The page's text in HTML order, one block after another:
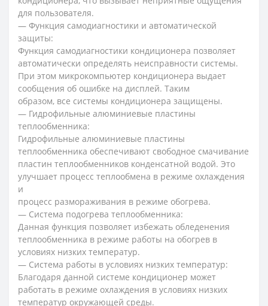
для пользователя.
— Функция самодиагностики и автоматической
защиты:
Функция самодиагностики кондиционера позволяет
автоматически определять неисправности системы.
При этом микрокомпьютер кондиционера выдает
сообщения об ошибке на дисплей. Таким
образом, все системы кондиционера защищены.
— Гидрофильные алюминиевые пластины
теплообменника:
Гидрофильные алюминиевые пластины
теплообменника обеспечивают свободное смачивание
пластин теплообменников конденсатной водой. Это
улучшает процесс теплообмена в режиме охлаждения
и
процесс размораживания в режиме обогрева.
— Система подогрева теплообменника:
Данная функция позволяет избежать обледенения
теплообменника в режиме работы на обогрев в
условиях низких температур.
— Система работы в условиях низких температур:
Благодаря данной системе кондиционер может
работать в режиме охлаждения в условиях низких
температур окружающей среды.